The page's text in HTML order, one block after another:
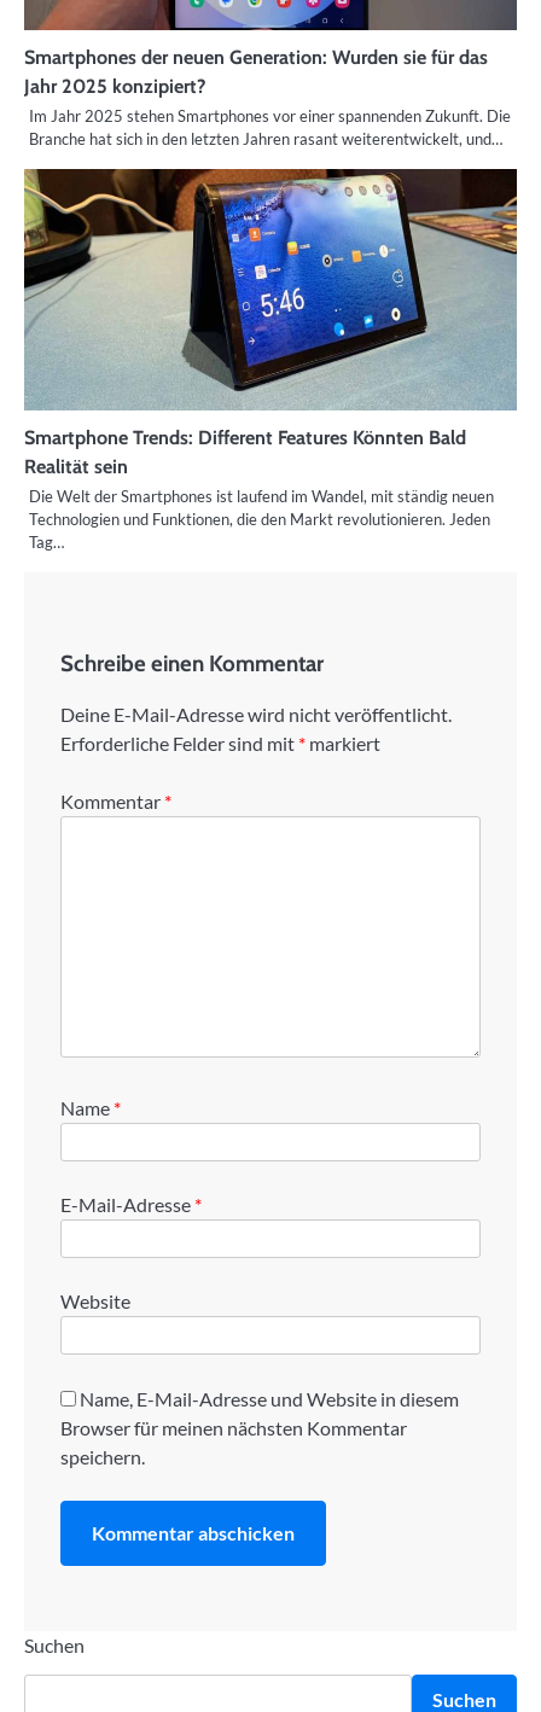
Smartphones der neuen Generation: Wurden sie für das
Jahr 2025 konzipiert?
Im Jahr 2025 stehen Smartphones vor einer spannenden Zukunft. Die
Branche hat sich in den letzten Jahren rasant weiterentwickelt, und…
Smartphone Trends: Different Features Könnten Bald
Realität sein
Die Welt der Smartphones ist laufend im Wandel, mit ständig neuen
Technologien und Funktionen, die den Markt revolutionieren. Jeden
Tag…
Schreibe einen Kommentar
Deine E-Mail-Adresse wird nicht veröffentlicht.
Erforderliche Felder sind mit * markiert
Kommentar *
Name *
E-Mail-Adresse *
Website
Name, E-Mail-Adresse und Website in diesem
Browser für meinen nächsten Kommentar
speichern.
Suchen
Suchen